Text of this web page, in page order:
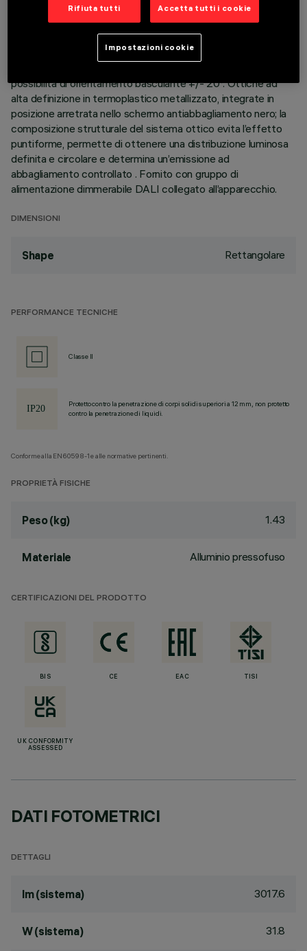
Apparecchio rettangolare ad incasso con sorgenti LED. Vano
strutturale in lamiera di acciaio sagomata con faldina
perimetrale di battuta. I due elementi lineari a 10 celle
luminose, realizzati in alluminio pressofuso e direzionabili
possibilità di orientamento basculante +/- 20°. Ottiche ad
alta definizione in termoplastico metallizzato, integrate in
posizione arretrata nello schermo antiabbagliamento nero; la
composizione strutturale del sistema ottico evita l’effetto
puntiforme, permette di ottenere una distribuzione luminosa
definita e circolare e determina un’emissione ad
abbagliamento controllato . Fornito con gruppo di
alimentazione dimmerabile DALI collegato all’apparecchio.
DIMENSIONI
Shape Rettangolare
PERFORMANCE TECNICHE
Classe II
Protetto contro la penetrazione di corpi solidi superiori a 12 mm, non protetto
contro la penetrazione di liquidi.
Conforme alla EN60598-1 e alle normative pertinenti.
PROPRIETÀ FISICHE
Peso (kg) 1.43
Materiale Alluminio pressofuso
CERTIFICAZIONI DEL PRODOTTO
BIS CE EAC TISI
UK CONFORMITY
ASSESSED
DATI FOTOMETRICI
DETTAGLI
lm (sistema) 3017.6
W (sistema) 31.8
Rifiuta tutti Accetta tutti i cookie
Impostazioni cookie